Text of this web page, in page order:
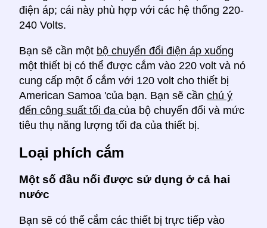
điện áp; cái này phù hợp với các hệ thống 220-
240 Volts.
Bạn sẽ cần một bộ chuyển đổi điện áp xuống
một thiết bị có thể được cắm vào 220 volt và nó
cung cấp một ổ cắm với 120 volt cho thiết bị
American Samoa 'của bạn. Bạn sẽ cần chú ý
đến công suất tối đa của bộ chuyển đổi và mức
tiêu thụ năng lượng tối đa của thiết bị.
Loại phích cắm
Một số đầu nối được sử dụng ở cả hai
nước
Bạn sẽ có thể cắm các thiết bị trực tiếp vào